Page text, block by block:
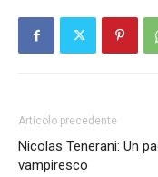
Articolo precedente
Nicolas Tenerani: Un
vampiresco